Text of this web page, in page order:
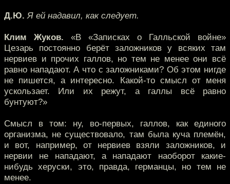
Д.Ю. Я ей надавил, как следует.
Клим Жуков. «В «Записках о Галльской войне»
Цезарь постоянно берёт заложников у всяких там
нервиев и прочих галлов, но тем не менее они всё
равно нападают. А что с заложниками? Об этом нигде
не пишется, а интересно. Какой-то смысл от меня
ускользает. Или их режут, а галлы всё равно
бунтуют?»
Смысл в том: ну, во-первых, галлов, как единого
организма, не существовало, там была куча племён,
и вот, например, от нервиев взяли заложников, и
нервии не нападают, а нападают наоборот какие-
нибудь херуски, это, правда, германцы, но тем не
менее.